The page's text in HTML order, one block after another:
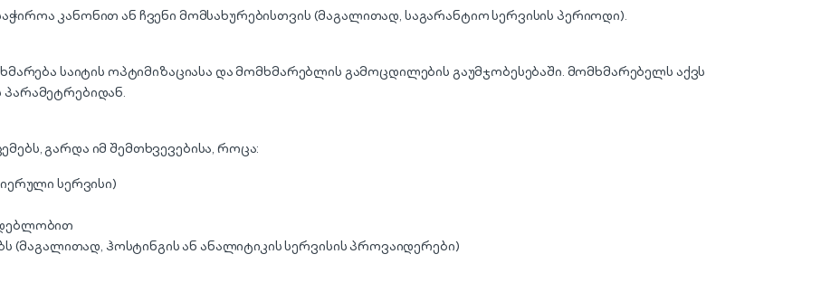
კანონით ან ჩვენი მომსახურებისთვის (მაგალითად, საგარანტიო სერვისის პერიოდი).
საიტის ოპტიმიზაციასა და მომხმარებლის გამოცდილების გაუმჯობესებაში. მომხმარებელს აქვს
გარდა იმ შემთხვევებისა, როცა:
სერვისი)
(მაგალითად, ჰოსტინგის ან ანალიტიკის სერვისის პროვაიდერები)